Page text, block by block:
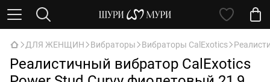
ДЛЯ ЖЕНЩИН Вибраторы Вибраторы CalExotics
Реалистичный вибратор CalExotics